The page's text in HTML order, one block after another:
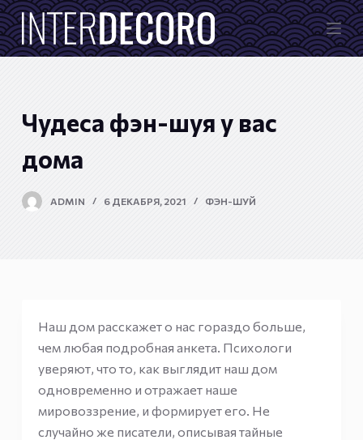
П
е
р
к
у
Чудеса фэн-шуя у вас
дома
ADMIN 6 ДЕКАБРЯ, 2021 ФЭН-ШУЙ
Наш дом расскажет о нас гораздо больше,
чем любая подробная анкета. Психологи
уверяют, что то, как выглядит наш дом
одновременно и отражает наше
мировоззрение, и формирует его. Не
случайно же писатели, описывая тайные